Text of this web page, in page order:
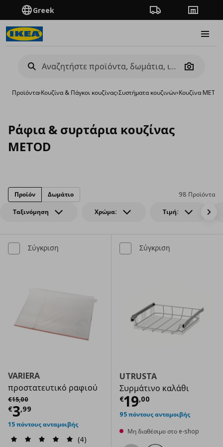
Greek Πορεία παραγγελίας
Camera
Προϊόντα›Κουζίνα & Πάγκοι κουζίνας›Συστήματα κουζινών›Κουζίνα
Ράφια & συρτάρια κουζίνας
METOD
Ταξινόμηση Χρώμα: Τιμή:
98 Προϊόντα
Προϊόν Δωμάτιο
Σύγκριση
VARIERA
προστατευτικό ραφιού
€15,00
Αρχική τιμή
€3,99
Τρέχουσα τιμή € 3,99
15 πόντους ανταμοιβής
(4)
Σύγκριση
UTRUSTA
Συρμάτινο καλάθι
€19,00
Τρέχουσα
95 πόντους ανταμοιβής
Μη διαθέσιμο στο e-shop